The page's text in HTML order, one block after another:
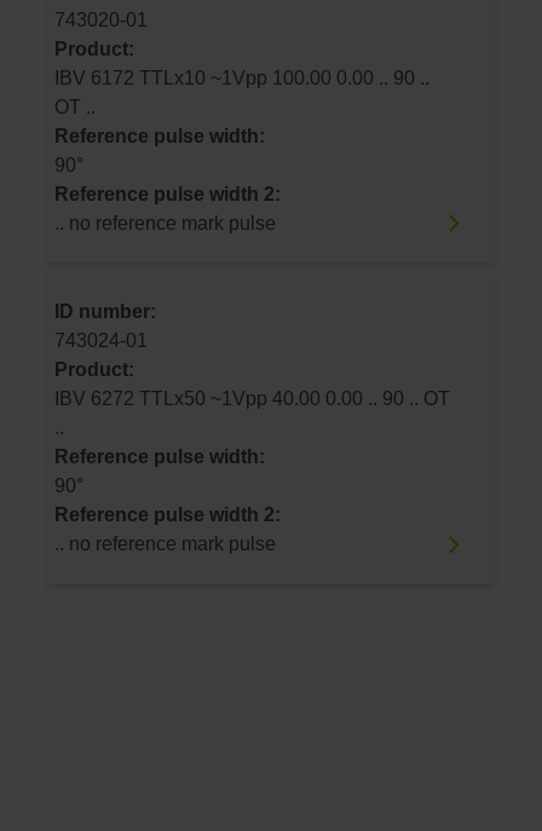
743020-01
Product:
IBV 6172 TTLx10 ~1Vpp 100.00 0.00 .. 90 ..
OT ..
Reference pulse width:
90°
Reference pulse width 2:
.. no reference mark pulse
ID number:
743024-01
Product:
IBV 6272 TTLx50 ~1Vpp 40.00 0.00 .. 90 .. OT
..
Reference pulse width:
90°
Reference pulse width 2:
.. no reference mark pulse